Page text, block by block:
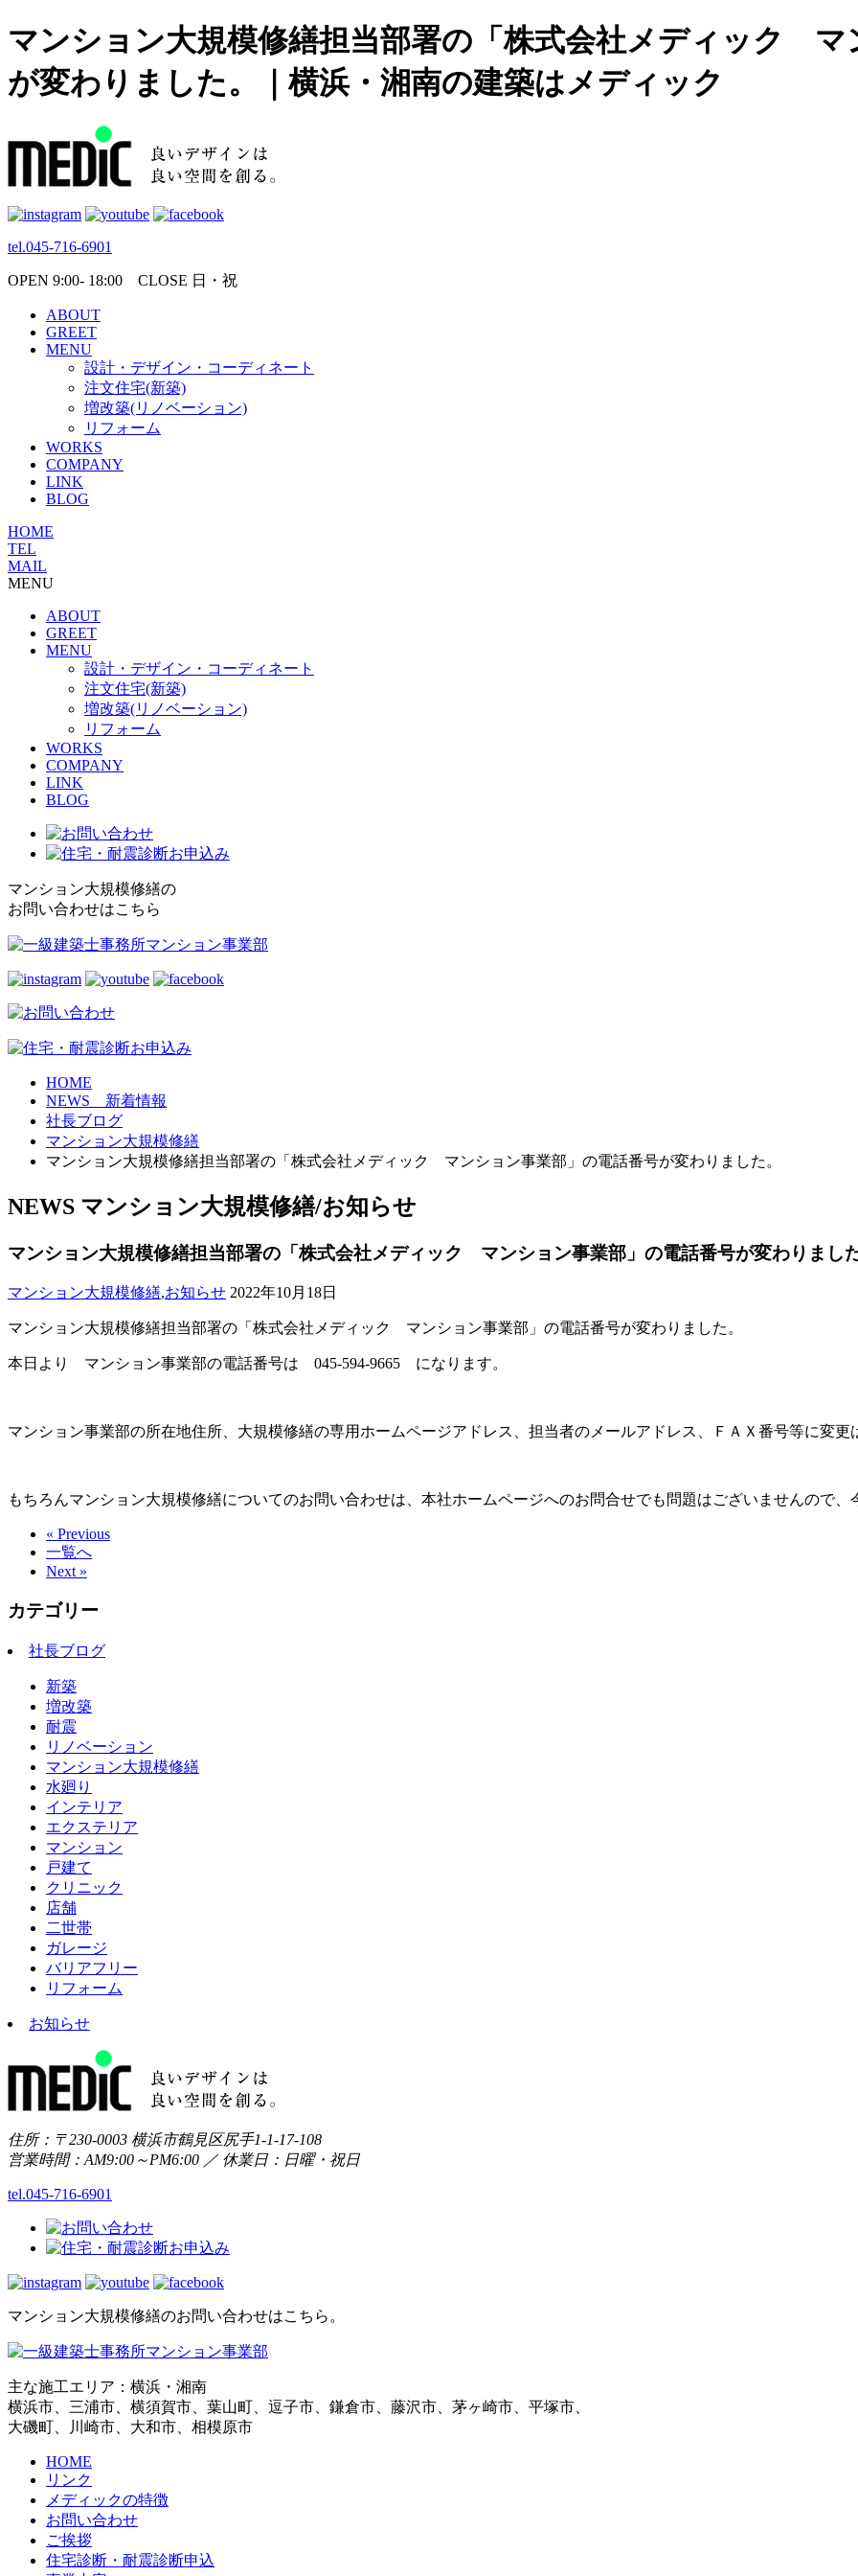
マンション大規模修繕担当部署の「株式会社メディック マ
が変わりました。｜横浜・湘南の建築はメディック
tel.045-716-6901
OPEN 9:00- 18:00 CLOSE 日・祝
ABOUT
GREET
MENU
設計・デザイン・コーディネート
注文住宅(新築)
増改築(リノベーション)
リフォーム
WORKS
COMPANY
LINK
BLOG
HOME
TEL
MAIL
MENU
ABOUT
GREET
MENU
設計・デザイン・コーディネート
注文住宅(新築)
増改築(リノベーション)
リフォーム
WORKS
COMPANY
LINK
BLOG
マンション大規模修繕の
お問い合わせはこちら
HOME
NEWS 新着情報
社長ブログ
マンション大規模修繕
マンション大規模修繕担当部署の「株式会社メディック マンション事業部」の電話番号が変わりました。
NEWS マンション大規模修繕/お知らせ
マンション大規模修繕担当部署の「株式会社メディック マンション事業部」の電話番号が変わりまし
マンション大規模修繕,お知らせ 2022年10月18日
マンション大規模修繕担当部署の「株式会社メディック マンション事業部」の電話番号が変わりました。
本日より マンション事業部の電話番号は 045-594-9665 になります。
マンション事業部の所在地住所、大規模修繕の専用ホームページアドレス、担当者のメールアドレス、ＦＡＸ番号等に変更
もちろんマンション大規模修繕についてのお問い合わせは、本社ホームページへのお問合せでも問題はございませんので
« Previous
一覧へ
Next »
カテゴリー
社長ブログ
新築
増改築
耐震
リノベーション
マンション大規模修繕
水廻り
インテリア
エクステリア
マンション
戸建て
クリニック
店舗
二世帯
ガレージ
バリアフリー
リフォーム
お知らせ
住所：〒230-0003 横浜市鶴見区尻手1-1-17-108
営業時間：AM9:00～PM6:00 ／ 休業日：日曜・祝日
tel.045-716-6901
マンション大規模修繕のお問い合わせはこちら。
主な施工エリア：横浜・湘南
横浜市、三浦市、横須賀市、葉山町、逗子市、鎌倉市、藤沢市、茅ヶ崎市、平塚市、
大磯町、川崎市、大和市、相模原市
HOME
リンク
メディックの特徴
お問い合わせ
ご挨拶
住宅診断・耐震診断申込